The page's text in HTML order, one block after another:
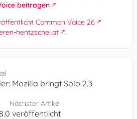
beitragen
Common Voice 26
hentzschel.at .
Mozilla bringt Solo 2.3
Nächster Artikel
veröffentlicht